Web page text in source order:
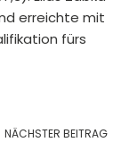
erreichte mit
fürs
NÄCHSTER BEITRAG